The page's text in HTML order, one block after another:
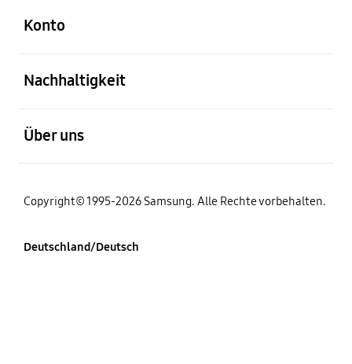
Konto
Nachhaltigkeit
Über uns
Copyright© 1995-2026 Samsung. Alle Rechte vorbehalten.
Deutschland/Deutsch